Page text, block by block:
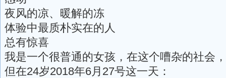
夜风的凉、暖解的冻
体验中最质朴实在的人
总有惊喜
我是一个很普通的女孩，在这个嘈杂的社会
但在24岁2018年6月27号这一天：